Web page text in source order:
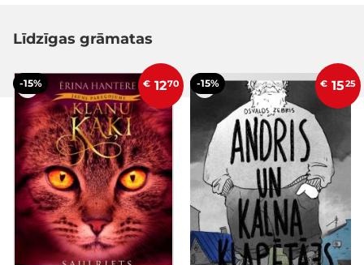
Līdzīgas grāmatas
-15% € 1270 -15% € 1525